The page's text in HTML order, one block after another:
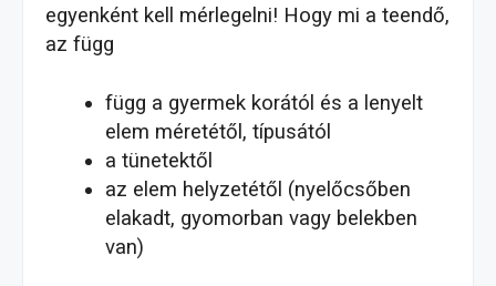
egyenként kell mérlegelni! Hogy mi a teendő,
az függ
függ a gyermek korától és a lenyelt
elem méretétől, típusától
a tünetektől
az elem helyzetétől (nyelőcsőben
elakadt, gyomorban vagy belekben
van)